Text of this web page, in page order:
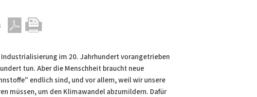
Industrialisierung im 20. Jahrhundert vorangetrieben
tun. Aber die Menschheit braucht neue
endlich sind, und vor allem, weil wir unsere
müssen, um den Klimawandel abzumildern. Dafür